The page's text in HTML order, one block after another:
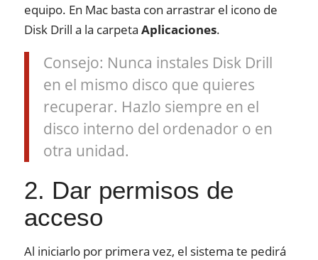
equipo. En Mac basta con arrastrar el icono de
Disk Drill a la carpeta Aplicaciones.
Consejo: Nunca instales Disk Drill
en el mismo disco que quieres
recuperar. Hazlo siempre en el
disco interno del ordenador o en
otra unidad.
2. Dar permisos de
acceso
Al iniciarlo por primera vez, el sistema te pedirá